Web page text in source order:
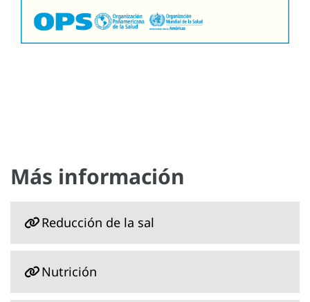
Más información
Reducción de la sal
Nutrición